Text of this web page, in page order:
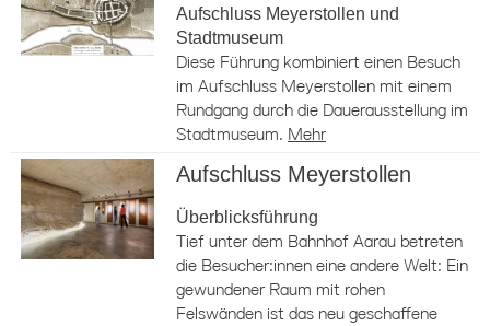
Aufschluss Meyerstollen und
Stadtmuseum
Diese Führung kombiniert einen Besuch
im Aufschluss Meyerstollen mit einem
Rundgang durch die Dauerausstellung im
Stadtmuseum. Mehr
Aufschluss Meyerstollen
Überblicksführung
Tief unter dem Bahnhof Aarau betreten
die Besucher:innen eine andere Welt: Ein
gewundener Raum mit rohen
Felswänden ist das neu geschaffene